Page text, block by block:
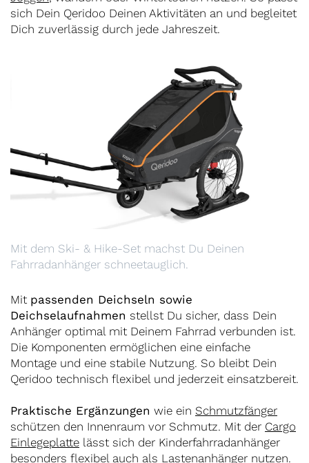
Mit dem Ski- & Hike-Set machst Du Deinen
Fahrradanhänger schneetauglich.
sich Dein Qeridoo Deinen Aktivitäten an und begleitet
Dich zuverlässig durch jede Jahreszeit.
Mit passenden Deichseln sowie
Deichselaufnahmen stellst Du sicher, dass Dein
Anhänger optimal mit Deinem Fahrrad verbunden ist.
Die Komponenten ermöglichen eine einfache
Montage und eine stabile Nutzung. So bleibt Dein
Qeridoo technisch flexibel und jederzeit einsatzbereit.
Praktische Ergänzungen wie ein Schmutzfänger
schützen den Innenraum vor Schmutz. Mit der Cargo
Einlegeplatte lässt sich der Kinderfahrradanhänger
besonders flexibel auch als Lastenanhänger nutzen.